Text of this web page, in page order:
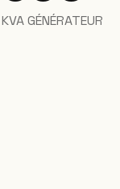
KVA GÉNÉRATEUR